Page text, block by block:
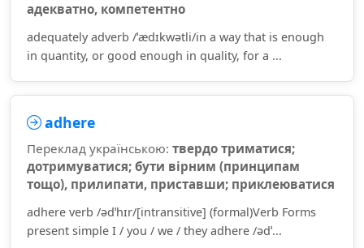
адекватно, компетентно
adequately adverb /ˈædɪkwətli/in a way that is enough
in quantity, or good enough in quality, for a ...
adhere
Переклад українською: твердо триматися;
дотримуватися; бути вірним (принципам
тощо), прилипати, приставши; приклеюватися
adhere verb /ədˈhɪr/[intransitive] (formal)Verb Forms
present simple I / you / we / they adhere /ədˈ...